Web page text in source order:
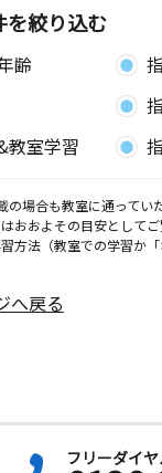
を絞り込む
齢
教室学習
場合も教室に通ってい
おおよその目安として
方法（教室での学習か
へ戻る
フリーダイ